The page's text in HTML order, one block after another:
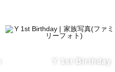
Y 1st Birthday